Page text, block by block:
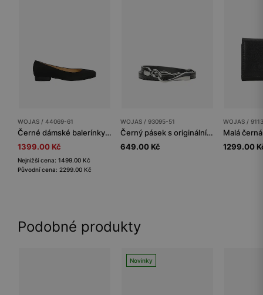
WOJAS / 44069-61
Černé dámské balerínky na 2cm podpatku
1399.00 Kč
Nejnižší cena: 1499.00 Kč
Původní cena: 2299.00 Kč
WOJAS / 93095-51
Černý pásek s originální přezkou
649.00 Kč
WOJAS /
1299.00
Podobné produkty
Novinky